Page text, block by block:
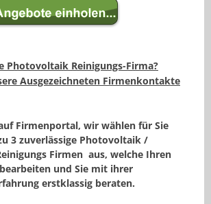
Photovoltaik Reinigungs-Firma?
Ausgezeichneten Firmenkontakte
Firmenportal, wir wählen für Sie
3 zuverlässige Photovoltaik /
Firmen aus, welche Ihren
und Sie mit ihrer
erstklassig beraten.